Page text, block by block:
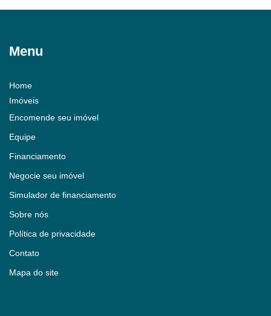
Menu
Home
Imóveis
Encomende seu imóvel
Equipe
Financiamento
Negocie seu imóvel
Simulador de financiamento
Sobre nós
Política de privacidade
Contato
Mapa do site